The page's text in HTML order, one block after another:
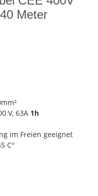
Meter
V, 63A 1h
im Freien geeignet
C°